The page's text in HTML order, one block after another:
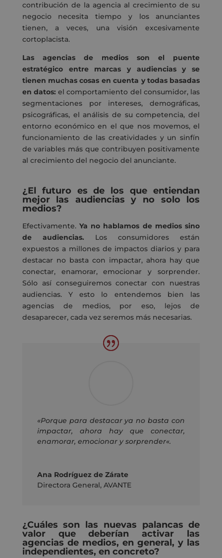
contribución de la agencia al crecimiento de su
negocio necesita tiempo y los anunciantes
tienen, a veces, una visión excesivamente
cortoplacista.
Las agencias de medios son el puente
estratégico entre marcas y audiencias y se
tienen muchas cosas en cuenta y todas basadas
en datos: el comportamiento del consumidor, las
segmentacionespor intereses, demográficas,
psicográficas, el análisis de su competencia, del
entorno económico en el que nos movemos,el
funcionamiento de las creatividades y un sinfín
de variables más que contribuyen positivamente
al crecimiento del negocio del anunciante.
¿El futuro es de los que entiendan
mejor las audiencias y no solo los
medios?
Efectivamente.Ya no hablamos de medios sino
de audiencias.
Los consumidores están
expuestos a millones de impactos diarios y para
destacar no basta con impactar, ahora hay que
conectar, enamorar, emocionar y sorprender.
Sólo así conseguiremos conectar con nuestras
audiencias. Y esto lo entendemos bien las
agencias de medios, por eso, lejos de
desaparecer, cada vez seremos más necesarias.
«Porque para destacar ya no basta con
impactar, ahora hay que conectar,
enamorar, emocionar y sorprender«.
Ana Rodríguez de Zárate
Directora General, AVANTE
¿Cuáles son las nuevas palancas de
valor que deberían activar las
agencias de medios, en general, y las
independientes, en concreto?